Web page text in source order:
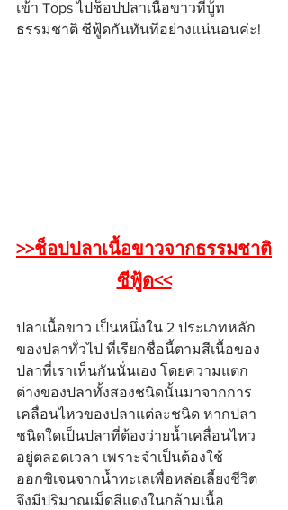
เข้า Tops ไปช็อปปลาเนื้อขาวที่บู้ท
ธรรมชาติ ซีฟู้ดกันทันทีอย่างแน่นอนค่ะ!
>>ช็อปปลาเนื้อขาวจากธรรมชาติ
ซีฟู้ด<<
ปลาเนื้อขาว เป็นหนึ่งใน 2 ประเภทหลัก
ของปลาทั่วไป ที่เรียกชื่อนี้ตามสีเนื้อของ
ปลาที่เราเห็นกันนั่นเอง โดยความแตก
ต่างของปลาทั้งสองชนิดนั้นมาจากการ
เคลื่อนไหวของปลาแต่ละชนิด หากปลา
ชนิดใดเป็นปลาที่ต้องว่ายน้ำเคลื่อนไหว
อยู่ตลอดเวลา เพราะจำเป็นต้องใช้
ออกซิเจนจากน้ำทะเลเพื่อหล่อเลี้ยงชีวิต
จึงมีปริมาณเม็ดสีแดงในกล้ามเนื้อ